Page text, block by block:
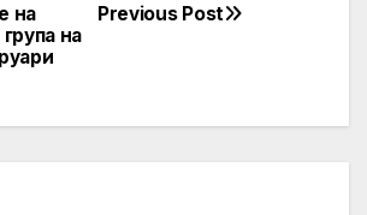
Previous Post
на
на